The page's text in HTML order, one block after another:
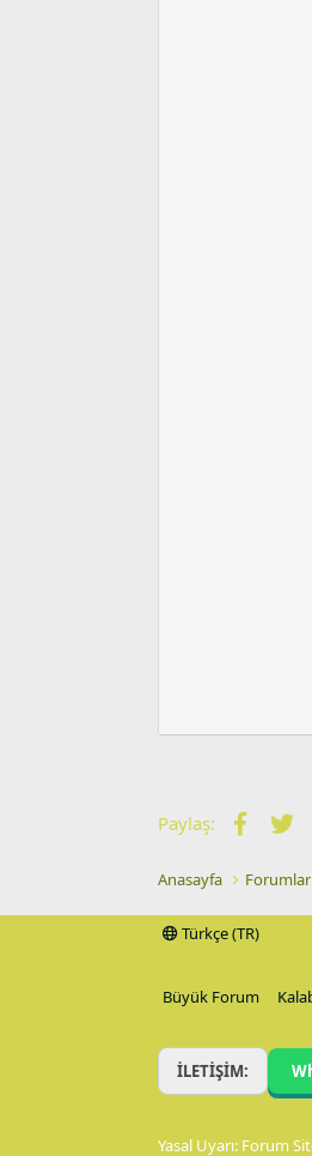
Paylaş:
Anasayfa Forumlar
Türkçe (TR)
Büyük Forum
İLETİŞİM:
Yasal Uyarı: Forum